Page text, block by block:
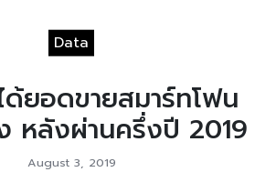
Data
ด้ยอดขายสมาร์ทโฟน
หลังผ่านครึ่งปี 2019
August 3, 2019